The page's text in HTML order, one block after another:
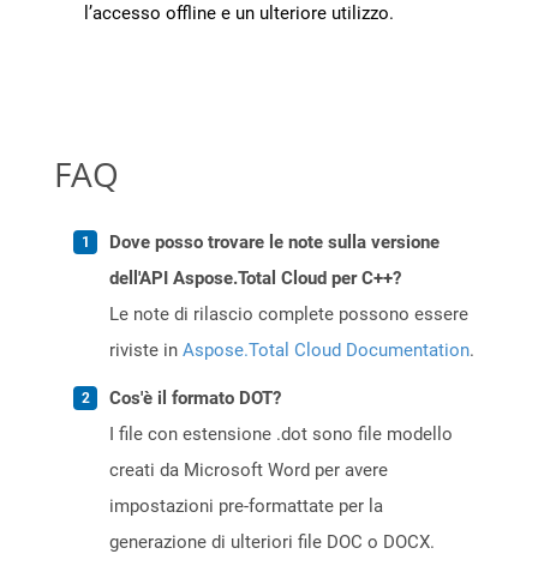
l’accesso offline e un ulteriore utilizzo.
FAQ
Dove posso trovare le note sulla versione
dell'API Aspose.Total Cloud per C++?
Le note di rilascio complete possono essere
riviste in Aspose.Total Cloud Documentation.
Cos'è il formato DOT?
I file con estensione .dot sono file modello
creati da Microsoft Word per avere
impostazioni pre-formattate per la
generazione di ulteriori file DOC o DOCX.